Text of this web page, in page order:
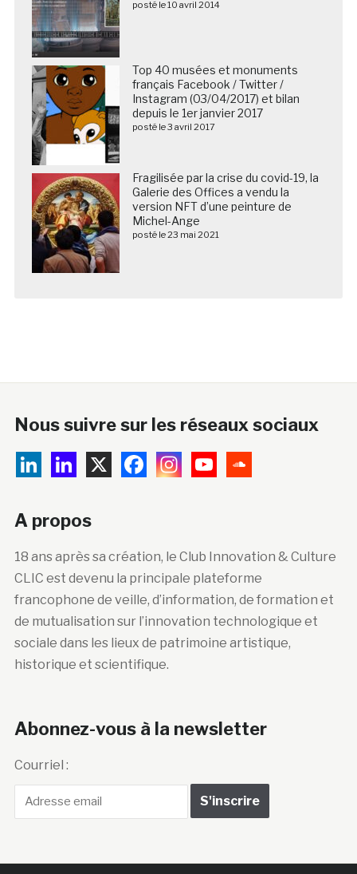
posté le 10 avril 2014
Top 40 musées et monuments
français Facebook / Twitter /
Instagram (03/04/2017) et bilan
depuis le 1er janvier 2017
posté le 3 avril 2017
Fragilisée par la crise du covid-19, la
Galerie des Offices a vendu la
version NFT d’une peinture de
Michel-Ange
posté le 23 mai 2021
Nous suivre sur les réseaux sociaux
A propos
18 ans après sa création, le Club Innovation & Culture
CLIC est devenu la principale plateforme
francophone de veille, d’information, de formation et
de mutualisation sur l’innovation technologique et
sociale dans les lieux de patrimoine artistique,
historique et scientifique.
Abonnez-vous à la newsletter
Courriel :